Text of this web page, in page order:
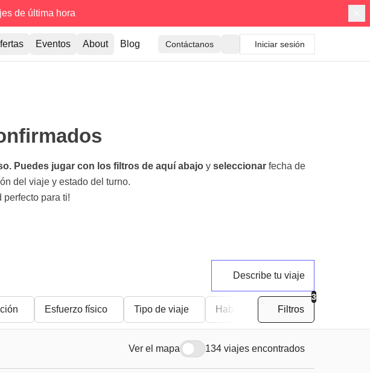
de última hora
Eventos About Blog Contáctanos Iniciar sesión
Puedes jugar con los filtros de aquí abajoy seleccionarfecha de
del viaje y estado del turno.
perfecto para ti!
Describe tu viaje
Esfuerzo físico Tipo de viaje Habitación privada
Filtros
3
134 viajes encontrados
Ver el mapa
De mayo a octubre